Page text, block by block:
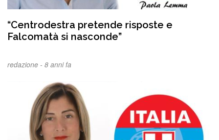
“Centrodestra pretende risposte e
Falcomatà si nasconde”
redazione - 8 anni fa